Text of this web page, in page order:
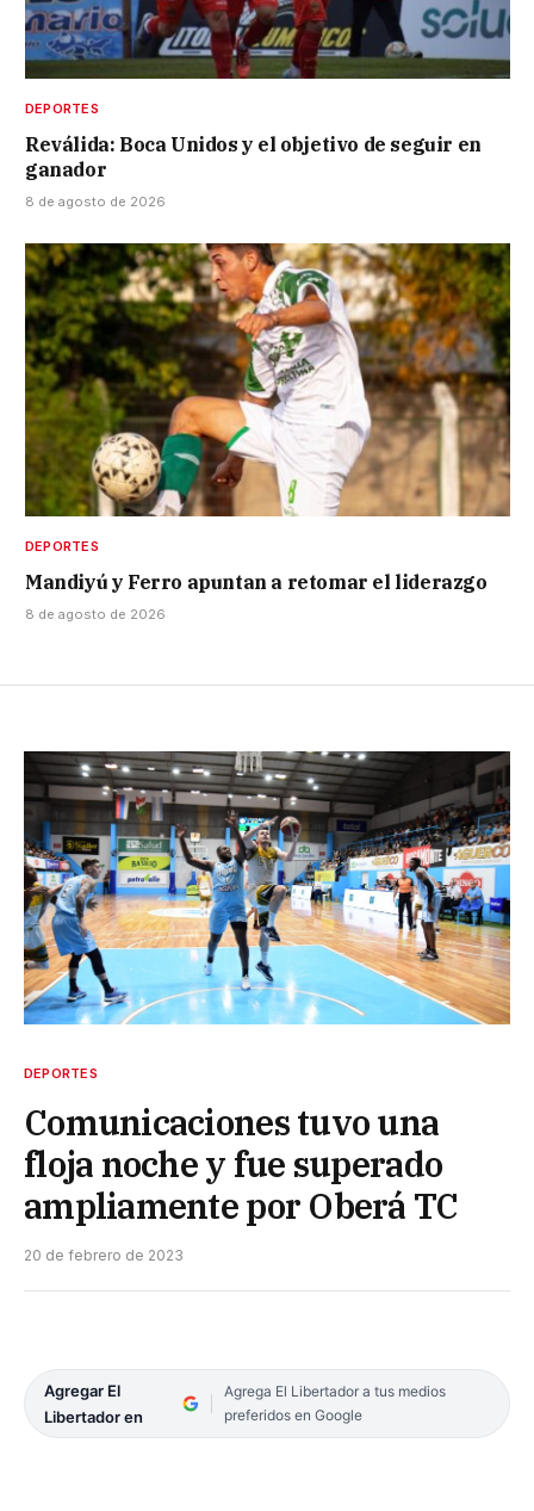
DEPORTES
Reválida: Boca Unidos y el objetivo de seguir en
ganador
8 de agosto de 2026
DEPORTES
Mandiyú y Ferro apuntan a retomar el liderazgo
8 de agosto de 2026
DEPORTES
Comunicaciones tuvo una
floja noche y fue superado
ampliamente por Oberá TC
20 de febrero de 2023
Agregar El
Libertador en
Agrega El Libertador a tus medios
preferidos en Google